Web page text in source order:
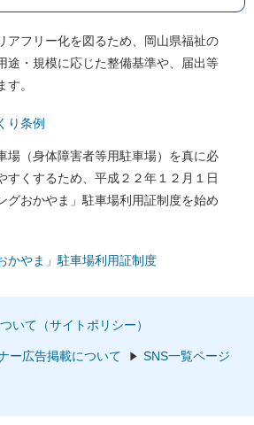
アフリー化を図るため、岡山県福祉の
途・規模に応じた整備基準や、届出等
。
り条例
場（身体障害者等用駐車場）を真に必
すくするため、平成２２年１２月１日
グおかやま」駐車場利用証制度を始め
かやま」駐車場利用証制度
いて（サイトポリシー）
ー広告掲載について SNS一覧ページ